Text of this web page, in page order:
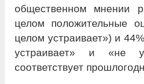
общественном мнении
целом положительные
целом устраивает») и
устраивает» и «не
соответствует